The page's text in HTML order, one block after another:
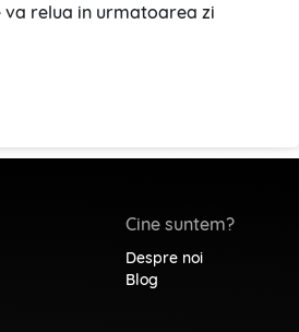
relua in urmatoarea zi
Cine suntem?
Despre noi
Blog